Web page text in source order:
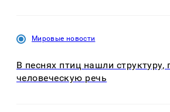
Мировые новости
В песнях птиц нашли
человеческую речь